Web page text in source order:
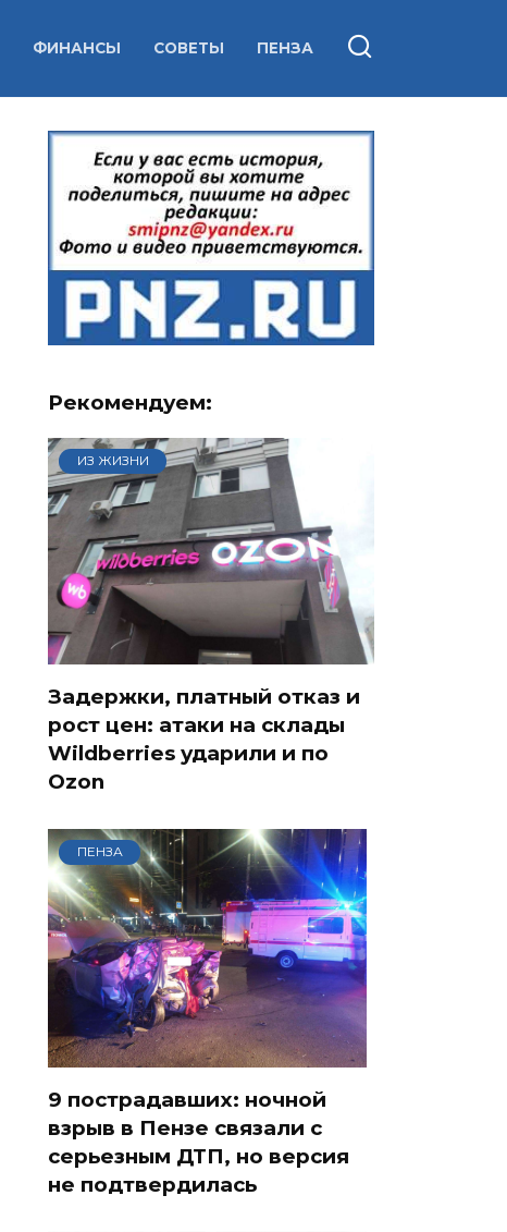
ФИНАНСЫ СОВЕТЫ ПЕНЗА
Рекомендуем:
ИЗ ЖИЗНИ
Задержки, платный отказ и
рост цен: атаки на склады
Wildberries ударили и по
Ozon
ПЕНЗА
9 пострадавших: ночной
взрыв в Пензе связали с
серьезным ДТП, но версия
не подтвердилась